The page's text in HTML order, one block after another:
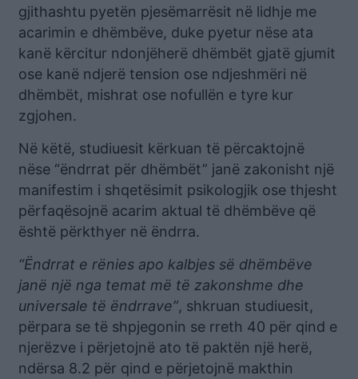
gjithashtu pyetën pjesëmarrësit në lidhje me
acarimin e dhëmbëve, duke pyetur nëse ata
kanë kërcitur ndonjëherë dhëmbët gjatë gjumit
ose kanë ndjerë tension ose ndjeshmëri në
dhëmbët, mishrat ose nofullën e tyre kur
zgjohen.
Në këtë, studiuesit kërkuan të përcaktojnë
nëse “ëndrrat për dhëmbët” janë zakonisht një
manifestim i shqetësimit psikologjik ose thjesht
përfaqësojnë acarim aktual të dhëmbëve që
është përkthyer në ëndrra.
“Ëndrrat e rënies apo kalbjes së dhëmbëve
janë një nga temat më të zakonshme dhe
universale të ëndrrave”, shkruan studiuesit,
përpara se të shpjegonin se rreth 40 për qind e
njerëzve i përjetojnë ato të paktën një herë,
ndërsa 8.2 për qind e përjetojnë makthin